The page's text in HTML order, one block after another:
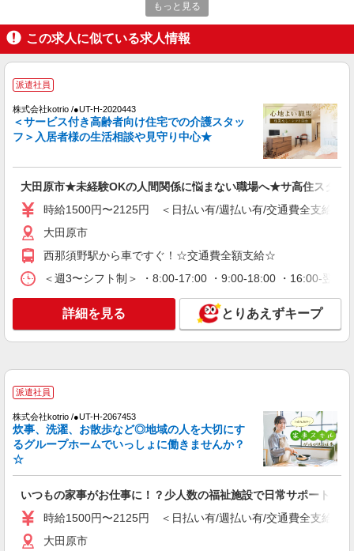
時給1500円〜2150円 ＜日払い有/週払い有/交
通費全支給(ガソリン代含む)＞
大田原市
派遣社員
株式会社kotrio /●UT-H-2010080
大田原市＊少人数グルホで利用者さんと家事や
掃除など♪日払いOK
時給1500円〜2125円 ＜日払い有/週払い有/交
大田原市
キープ 詳細を見る
派遣社員
株式会社kotrio /●UT-H-2094055
＜面接なし＞デイサービスでリハビリ補助・送
通費全支給(ガソリン代含む)＞
キープ 詳細を見る
派遣社員
（株）ウィルオブ・ワークCW 宇都宮支店/ms090101
夜勤専従
時給1500円 ◆前払い・日払い・週払いOK
もっと見る
この求人に似ている求人情報
派遣社員
株式会社kotrio /●UT-H-2020443
＜サービス付き高齢者向け住宅での介護スタッ
フ＞入居者様の生活相談や見守り中心★
大田原市★未経験OKの人間関係に悩まない職場へ★サ高住スタッ
時給1500円〜2125円 ＜日払い有/週払い有/交通費全支給(ガ
大田原市
西那須野駅から車ですぐ！☆交通費全額支給☆
＜週3〜シフト制＞ ・8:00-17:00 ・9:00-18:00 ・16:00-
詳細を見る とりあえずキープ
派遣社員
株式会社kotrio /●UT-H-2067453
炊事、洗濯、お散歩など◎地域の人を大切にす
るグループホームでいっしょに働きませんか？
☆
いつもの家事がお仕事に！？少人数の福祉施設で日常サポート！
時給1500円〜2125円 ＜日払い有/週払い有/交通費全支給(ガ
大田原市